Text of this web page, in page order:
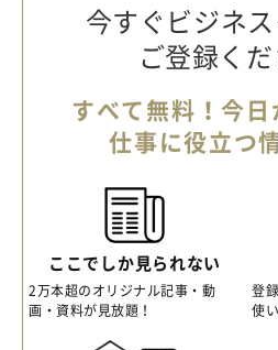
今すぐビジネ
ご登録くだ
すべて無料！今日
仕事に役立つ
ここでしか見られない
2万本超のオリジナル記事・動
画・資料が見放題！
登
使